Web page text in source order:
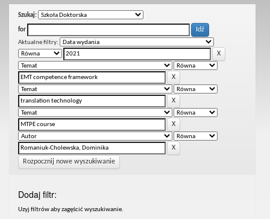
Szukaj:
for
Aktualne filtry:
Rozpocznij nowe wyszukiwanie
Dodaj filtr:
Uzyj filtrów aby zagęścić wyszukiwanie.